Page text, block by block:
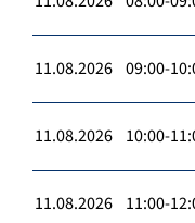
11.08.2026 09:00-
11.08.2026 10:00-
11.08.2026 11:00-